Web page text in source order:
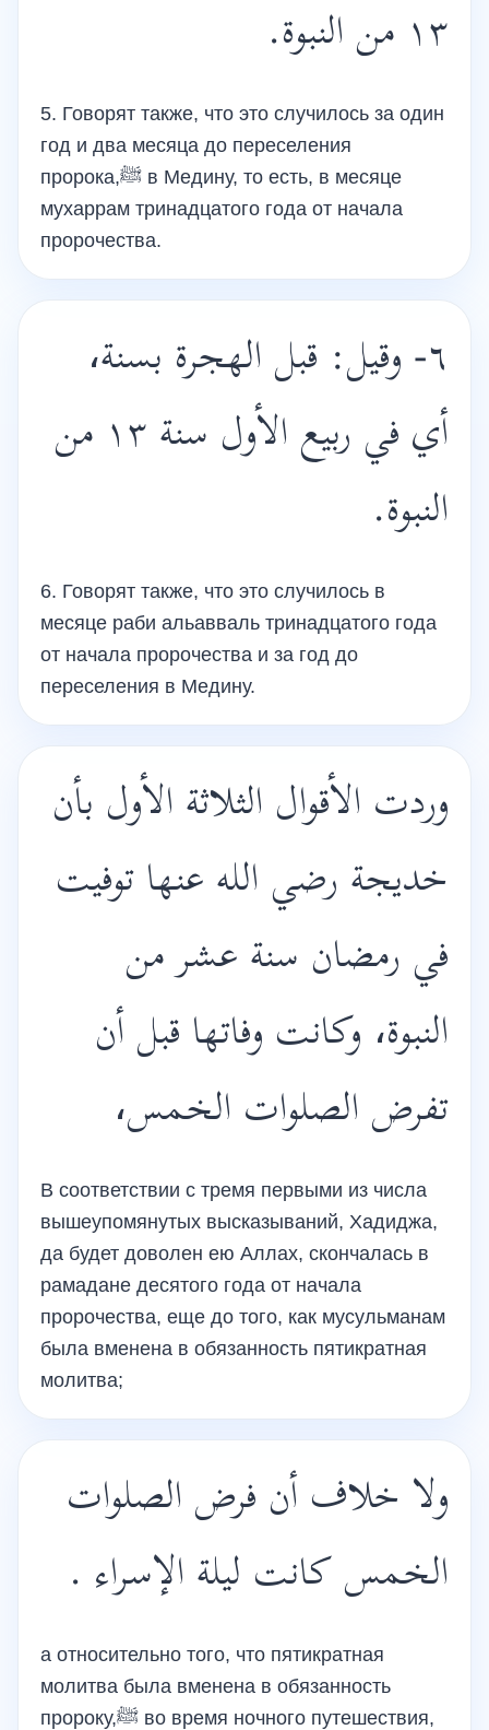
١٣ من النبوة.
5. Говорят также, что это случилось за один
год и два месяца до переселения
пророка,ﷺ в Медину, то есть, в месяце
мухаррам тринадцатого года от начала
пророчества.
٦- وقيل: قبل الهجرة بسنة،
أي في ربيع الأول سنة ١٣ من
النبوة.
6. Говорят также, что это случилось в
месяце раби альавваль тринадцатого года
от начала пророчества и за год до
переселения в Медину.
وردت الأقوال الثلاثة الأول بأن
خديجة رضي الله عنها توفيت
في رمضان سنة عشر من
النبوة، وكانت وفاتها قبل أن
تفرض الصلوات الخمس،
В соответствии с тремя первыми из числа
вышеупомянутых высказываний, Хадиджа,
да будет доволен ею Аллах, скончалась в
рамадане десятого года от начала
пророчества, еще до того, как мусульманам
была вменена в обязанность пятикратная
молитва;
ولا خلاف أن فرض الصلوات
الخمس كانت ليلة الإسراء .
а относительно того, что пятикратная
молитва была вменена в обязанность
пророку,ﷺ во время ночного путешествия,